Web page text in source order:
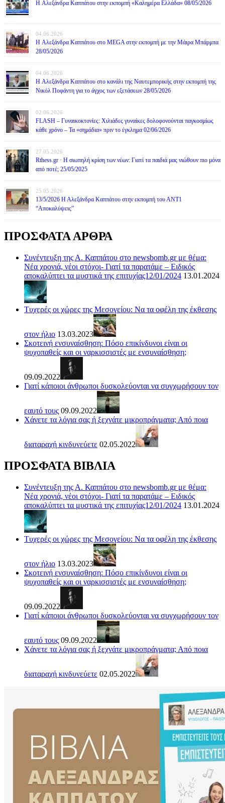
H Αλεξάνδρα Καππάτου στην εκπομπή «Καλημέρα Ελλάδα» 08/05/2026
04.06.2026
H Αλεξάνδρα Καππάτου στο MEGA στην εκπομπή με την Μάιρα Mπάρμπα
28/05/2026
04.06.2026
H Αλεξάνδρα Καππάτου στο κανάλι της Ναυτεμπορικής στην εκπομπή της
Νικόλ Ποφάντη για το άγχος των εξετάσεων 28/05/2026
02.06.2026
FLASH – Γυναικοκτονίες: Χιλιάδες γυναίκες δολοφονούνται παγκοσμίως
κάθε χρόνο – Τα «σημάδια» πριν το έγκλημα 02/06/2026
27.05.2026
Rthess.gr · Η σιωπηλή κρίση των νέων: Γιατί τα παιδιά μας νιώθουν πιο μόνα
από ποτέ; 25/05/2025
25.05.2026
13/5/2026 Η Αλεξάνδρα Καππάτου στην εκπομπή του ΑΝΤ1
“Αποκαλύψεις”
ΠΡΟΣΦΑΤΑ ΑΡΘΡΑ
Συνέντευξη της Α. Καππάτου στο newsbomb.gr με θέμα:
Νέα χρονιά, νέοι στόχοι- Γιατί τα παρατάμε – Ειδικός
αποκαλύπτει τα μυστικά της επιτυχίας12/01/2024 13.01.2024
Τυχερές οι χώρες της Μεσογείου: Να τα οφέλη της έκθεσης
στον ήλιο 13.03.2023
Σκοτεινή ενσυναίσθηση: Πόσο επικίνδυνοι είναι οι
ψυχοπαθείς και οι ναρκισσιστές με ενσυναίσθηση;
09.09.2022
Γιατί κάποιοι άνθρωποι δυσκολεύονται να συγχωρήσουν τον
εαυτό τους 09.09.2022
Χάνετε τα λόγια σας ή ξεχνάτε μικροπράγματα; Από ποια
διαταραχή κινδυνεύετε 02.05.2022
ΠΡΟΣΦΑΤΑ ΒΙΒΛΙΑ
Συνέντευξη της Α. Καππάτου στο newsbomb.gr με θέμα:
Νέα χρονιά, νέοι στόχοι- Γιατί τα παρατάμε – Ειδικός
αποκαλύπτει τα μυστικά της επιτυχίας12/01/2024 13.01.2024
Τυχερές οι χώρες της Μεσογείου: Να τα οφέλη της έκθεσης
στον ήλιο 13.03.2023
Σκοτεινή ενσυναίσθηση: Πόσο επικίνδυνοι είναι οι
ψυχοπαθείς και οι ναρκισσιστές με ενσυναίσθηση;
09.09.2022
Γιατί κάποιοι άνθρωποι δυσκολεύονται να συγχωρήσουν τον
εαυτό τους 09.09.2022
Χάνετε τα λόγια σας ή ξεχνάτε μικροπράγματα; Από ποια
διαταραχή κινδυνεύετε 02.05.2022